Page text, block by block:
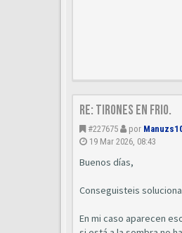
Re: Tirones en frio.
#227675 por
19 Mar 2026, 08:43
Buenos días,
Conseguisteis
En mi caso aparecen